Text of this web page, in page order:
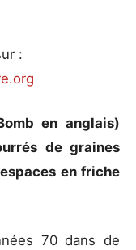
:
en anglais)
de graines
en friche
70 dans de